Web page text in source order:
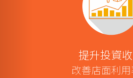
提升投資
改善店面利